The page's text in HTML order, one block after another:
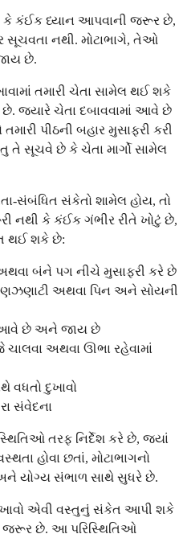
કે કંઈક ધ્યાન આપવાની જરૂર છે,
સૂચવતા નથી. મોટાભાગે, તેઓ
છે.
તમારી ચેતા સામેલ થઈ શકે
ચેતા દબાવવામાં આવે છે
પીઠની બહાર મુસાફરી કરી
સૂચવે છે કે ચેતા માર્ગો સામેલ
સંબંધિત સંકેતો શામેલ હોય, તો
નથી કે કંઈક ગંભીર રીતે ખોટું છે,
થઈ શકે છે:
બંને પગ નીચે મુસાફરી કરે છે
અથવા પિન અને સોયની
આવે છે અને જાય છે
અથવા ઊભા રહેવામાં
વધતો દુખાવો
સંવેદના
તરફ નિર્દેશ કરે છે, જ્યાં
હોવા છતાં, મોટાભાગનો
યોગ્ય સંભાળ સાથે સુધરે છે.
એવી વસ્તુનું સંકેત આપી શકે
જરૂર છે. આ પરિસ્થિતિઓ